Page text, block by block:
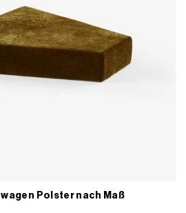
Polster nach Maß